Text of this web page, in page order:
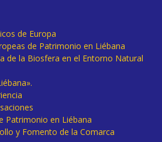
de Europa
de Patrimonio en Liébana
de la Biosfera en el Entorno Natural
Patrimonio en Liébana
y Fomento de la Comarca